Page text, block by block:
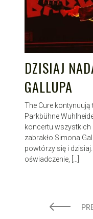
DZISIAJ
GALLUPA
The Cure
Parkbühne
koncertu wszystkich
zabrakło Simona
powtórzy się i
oświadczenie, […]
STRONICOWANIE